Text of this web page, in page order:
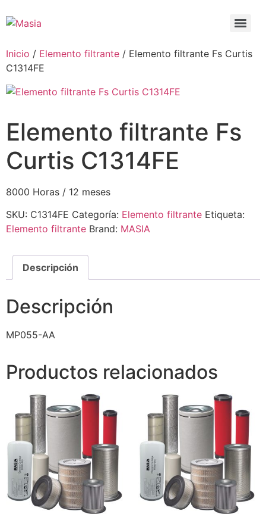
Inicio / Elemento filtrante / Elemento filtrante Fs Curtis
C1314FE
Elemento filtrante Fs
Curtis C1314FE
8000 Horas / 12 meses
SKU: C1314FE Categoría: Elemento filtrante Etiqueta:
Elemento filtrante Brand: MASIA
Descripción
Descripción
MP055-AA
Productos relacionados